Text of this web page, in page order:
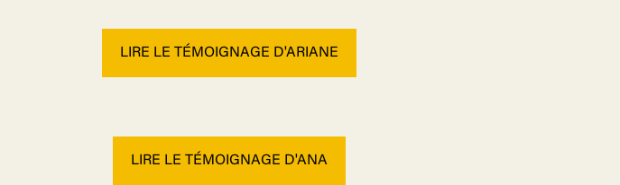
LIRE LE TÉMOIGNAGE D'ARIANE
LIRE LE TÉMOIGNAGE D'ANA